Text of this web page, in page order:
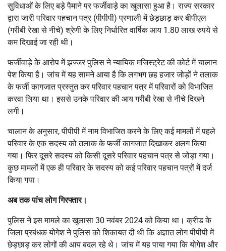
सुविधाओं के लिए बड़े पैमाने पर फर्जीवाड़े का खुलासा हुआ है। राज्य सरकार
द्वारा जारी परिवार पहचान पत्र (पीपीपी) प्रणाली में छेड़छाड़ कर बीपीएल
(गरीबी रेखा से नीचे) श्रेणी के लिए निर्धारित वार्षिक आय 1.80 लाख रुपये से
कम दिखाई जा रही थी।
फर्जीवाड़े के आरोप में झज्जर पुलिस ने न्यायिक मजिस्ट्रेट की कोर्ट में चालान
पेश किया है। जांच में यह सामने आया है कि लगभग छह हजार जोड़ों ने तलाक
के फर्जी कागजात प्रस्तुत कर परिवार पहचान पत्र में परिवारों को विभाजित
करवा लिया था। इससे उनके परिवार की आय गरीबी रेखा से नीचे दिखने
लगी।
चालान के अनुसार, पीपीपी में नाम विभाजित करने के लिए कई मामलों में पहले
परिवार के एक सदस्य को तलाक के फर्जी कागजात दिखाकर अलग किया
गया। फिर दूसरे सदस्य को किसी दूसरे परिवार पहचान पत्र से जोड़ा गया।
कुछ मामलों में एक ही परिवार के सदस्य को कई परिवार पहचान पत्रों में दर्ज
किया गया।
अब तक पांच लोग गिरफ्तार।
पुलिस ने इस मामले का खुलासा 30 नवंबर 2024 को किया था। क्रीड के
जिला प्रबंधक योगेश ने पुलिस को शिकायत दी थी कि अज्ञात लोग पीपीपी में
छेड़छाड़ कर लोगों की आय बदल रहे थे। जांच में यह पाया गया कि योगेश और